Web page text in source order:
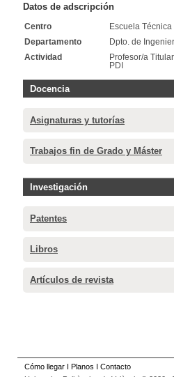
Datos de adscripción
Centro
Escuela
Departamento
Dpto. de
Actividad
Profesor/a
PDI
Docencia
Asignaturas y tutorías
Trabajos fin de Grado y Máster
Investigación
Patentes
Libros
Artículos de revista
Cómo llegar I Planos I Contacto